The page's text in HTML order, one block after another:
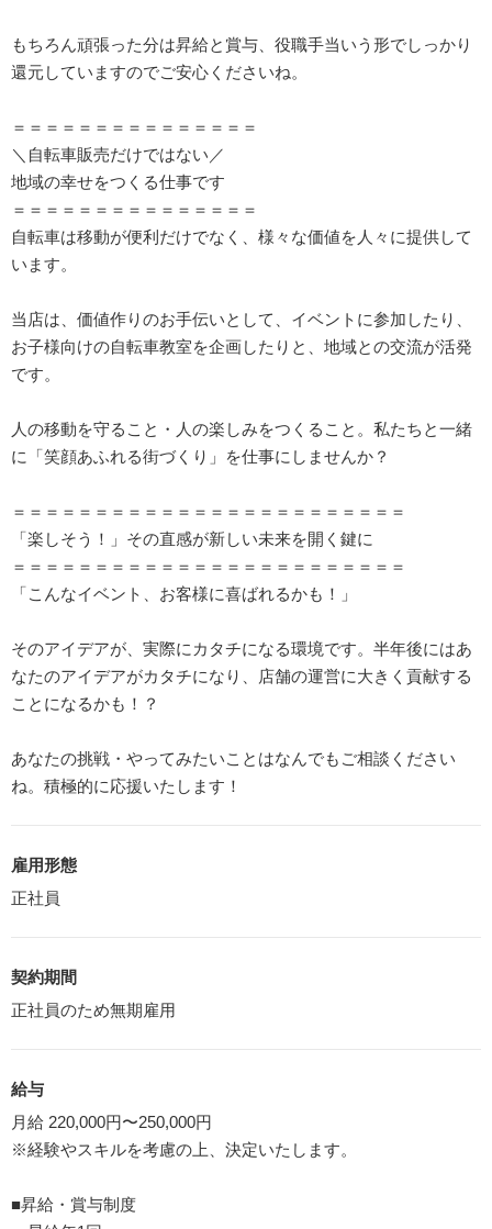
もちろん頑張った分は昇給と賞与、役職手当いう形でしっかり
還元していますのでご安心くださいね。
＝＝＝＝＝＝＝＝＝＝＝＝＝＝＝
＼自転車販売だけではない／
地域の幸せをつくる仕事です
＝＝＝＝＝＝＝＝＝＝＝＝＝＝＝
自転車は移動が便利だけでなく、様々な価値を人々に提供して
います。
当店は、価値作りのお手伝いとして、イベントに参加したり、
お子様向けの自転車教室を企画したりと、地域との交流が活発
です。
人の移動を守ること・人の楽しみをつくること。私たちと一緒
に「笑顔あふれる街づくり」を仕事にしませんか？
＝＝＝＝＝＝＝＝＝＝＝＝＝＝＝＝＝＝＝＝＝＝＝＝
「楽しそう！」その直感が新しい未来を開く鍵に
＝＝＝＝＝＝＝＝＝＝＝＝＝＝＝＝＝＝＝＝＝＝＝＝
「こんなイベント、お客様に喜ばれるかも！」
そのアイデアが、実際にカタチになる環境です。半年後にはあ
なたのアイデアがカタチになり、店舗の運営に大きく貢献する
ことになるかも！？
あなたの挑戦・やってみたいことはなんでもご相談ください
ね。積極的に応援いたします！
雇用形態
正社員
契約期間
正社員のため無期雇用
給与
月給 220,000円〜250,000円
※経験やスキルを考慮の上、決定いたします。
■昇給・賞与制度